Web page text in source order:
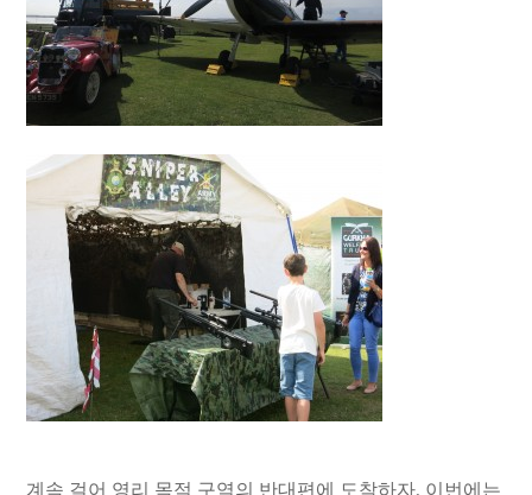
계속 걸어 영리 목적 구역의 반대편에 도착하자, 이번에는